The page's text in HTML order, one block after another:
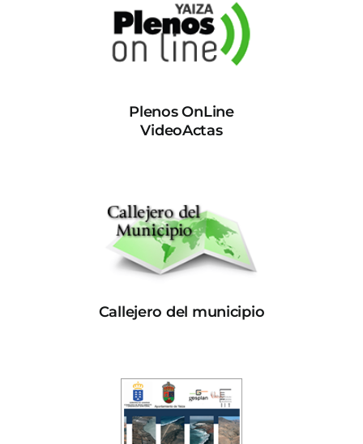
Plenos OnLine
VideoActas
Callejero del municipio